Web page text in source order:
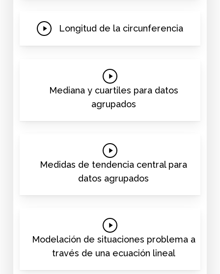
Play
Longitud de la circunferencia
Play
Video
Mediana y cuartiles para datos
agrupados
Play
Video
Medidas de tendencia central para
datos agrupados
Play
Video
Modelación de situaciones problema a
través de una ecuación lineal